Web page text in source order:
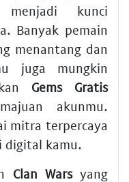
kunci
Banyak pemain
menantang dan
juga mungkin
Gems Gratis
akunmu.
mitra terpercaya
digital kamu.
Clan Warsyang